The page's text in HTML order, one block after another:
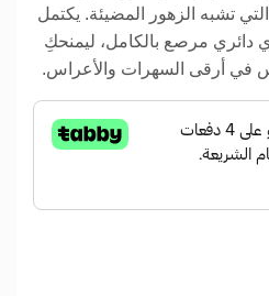
تشبه الزهور المضيئة. يكتمل
مرصع بالكامل، ليمنحكِ
في أرقى السهرات والأعراس.